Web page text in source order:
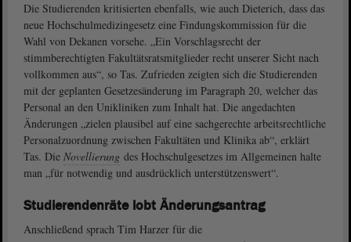
Die Studierenden kritisierten ebenfalls, wie auch Dieterich, dass das
neue Hochschulmedizingesetz eine Findungskommission für die
Wahl von Dekanen vorsehe. „Ein Vorschlagsrecht der
stimmberechtigten Fakultätsratsmitglieder recht unserer Sicht nach
vollkommen aus“, so Tas. Zufrieden zeigten sich die Studierenden
mit der geplanten Gesetzesänderung im Paragraph 20, welcher das
Personal an den Unikliniken zum Inhalt hat. Die angedachten
Änderungen „zielen plausibel auf eine sachgerechte arbeitsrechtliche
Personalzuordnung zwischen Fakultäten und Klinika ab“, erklärt
Tas. Die Novellierung des Hochschulgesetzes im Allgemeinen halte
man „für notwendig und ausdrücklich unterstützenswert“.
Studierendenräte lobt Änderungsantrag
Anschließend sprach Tim Harzer für die